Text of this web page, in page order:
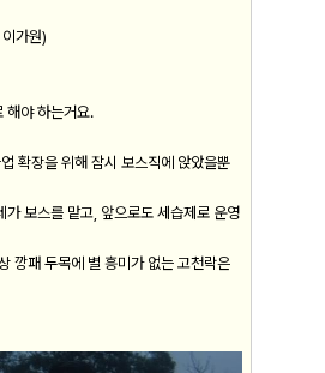
가원)
해야 하는거요.
확장을 위해 잠시 보스직에 앉았을뿐
가 보스를 맡고, 앞으로도 세습제로 운영
깡패 두목에 별 흥미가 없는 고천락은